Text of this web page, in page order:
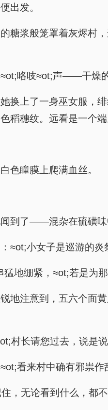
出发。
糖浆般笼罩着灰烬村
咯吱≈ot;声——干燥
换上了一身巫女服，
稻穗纹。远看是一个
色瞳膜上爬满血丝。
到了——混杂在硫磺味
≈ot;小女子是巡游的
地绷紧，≈ot;若是为
地注意到，五六个面
村长请您过去，说是
看来村中确有邪祟作
，无论看到什么，都